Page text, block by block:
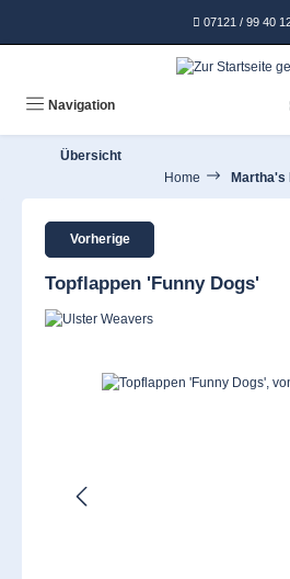
07121 / 99 40
Navigation
Übersicht
Home
Martha's
Vorherige
Topflappen 'Funny Dogs'
Bildergalerie überspringen